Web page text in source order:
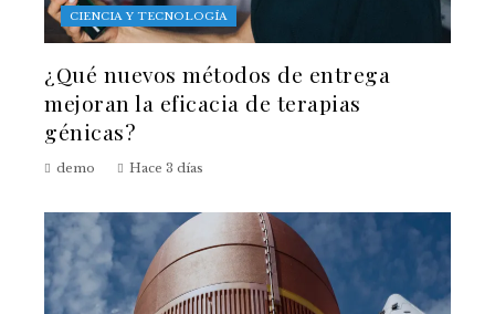
CIENCIA Y TECNOLOGÍA
¿Qué nuevos métodos de entrega
mejoran la eficacia de terapias
génicas?
demo Hace 3 días